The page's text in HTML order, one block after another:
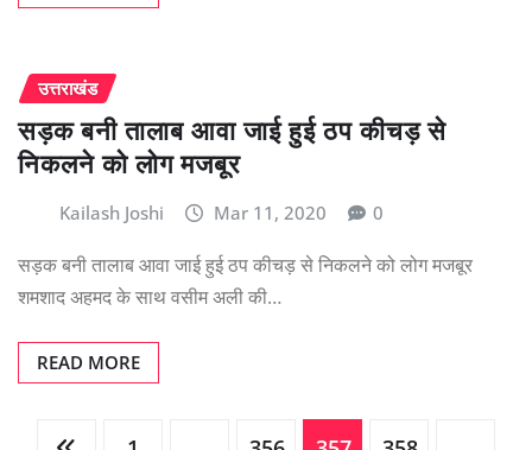
उत्तराखंड
सड़क बनी तालाब आवा जाई हुई ठप कीचड़ से
निकलने को लोग मजबूर
Kailash Joshi Mar 11, 2020 0
सड़क बनी तालाब आवा जाई हुई ठप कीचड़ से निकलने को लोग मजबूर
शमशाद अहमद के साथ वसीम अली की…
READ MORE